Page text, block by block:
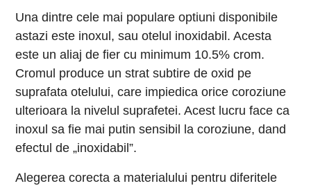
Una dintre cele mai populare optiuni disponibile
astazi este inoxul, sau otelul inoxidabil. Acesta
este un aliaj de fier cu minimum 10.5% crom.
Cromul produce un strat subtire de oxid pe
suprafata otelului, care impiedica orice coroziune
ulterioara la nivelul suprafetei. Acest lucru face ca
inoxul sa fie mai putin sensibil la coroziune, dand
efectul de „inoxidabil”.
Alegerea corecta a materialului pentru diferitele